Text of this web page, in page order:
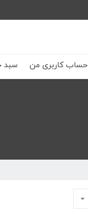
حساب کاربری من سبد